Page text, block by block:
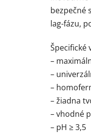
bezpečné
lag-fázu,
Špecifické
–
–
–
– žiadna
– vhodné
– pH ≥ 3,5